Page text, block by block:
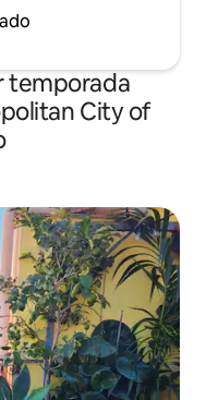
temporada
City of